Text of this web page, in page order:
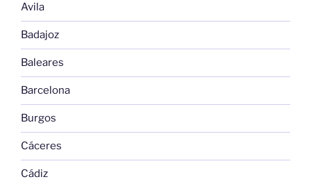
Avila
Badajoz
Baleares
Barcelona
Burgos
Cáceres
Cádiz